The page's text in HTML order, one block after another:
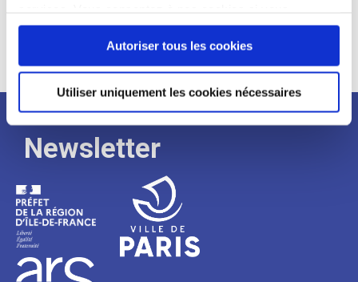
continuez à utiliser notre site Web.
Autoriser tous les cookies
Utiliser uniquement les cookies nécessaires
recrutement
Newsletter